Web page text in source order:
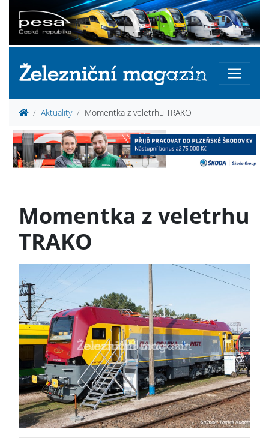
Aktuality Momentka z veletrhu TRAKO
Momentka z veletrhu
TRAKO